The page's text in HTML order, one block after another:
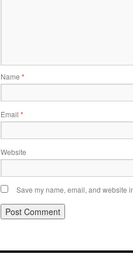
Name *
Email *
Website
Save my name, email, and website